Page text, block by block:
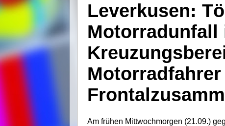
Leverkusen:
Motorradunfall
Am frühen Mittwochmorgen (21.09.)